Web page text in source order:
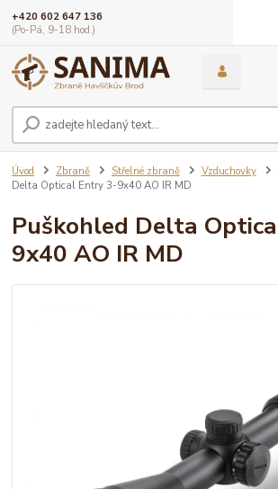
+420 602 647 136
(Po-Pá, 9-18 hod.)
Úvod Zbraně Střelné zbraně Vzduchovky
Delta Optical Entry 3-9x40 AO IR MD
Puškohled Delta
9x40 AO IR MD